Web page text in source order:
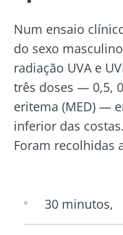
Num ensaio
do sexo
radiação UVA e
três doses — 0,5,
eritema (MED) —
inferior das costas.
Foram recolhidas
30 minutos,